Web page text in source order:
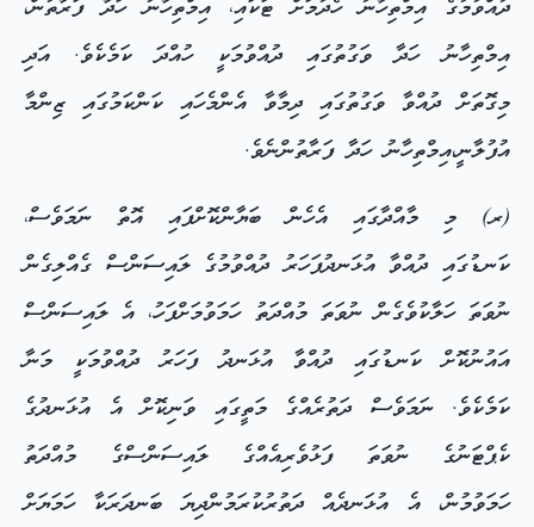
ދުއްވުމުގެ އިމްތިހާނު ހެދުމަށް ޓަކައި، އިމްތިހާނު ހަދާ ފަރާތުން،
އިމްތިހާނު ހަދާ ވަގުތުގައި ދުއްވުމަކީ ހުއްދަ ކަމެކެވެ. އަދި
މިގޮތަށް ދުއްވާ ވަގުތުގައި ދިމާވާ އެންމެހައި ކަންކަމުގައި ޒިންމާ
އުފުލާނީ،އިމްތިހާނު ހަދާ ފަރާތުންނެވެ.
(ރ) މި މާއްދާގައި އެހެން ބަޔާންކޮށްފައި އޮތް ނަމަވެސް،
ކަނޑުގައި ދުއްވާ އުޅަނދުފަހަރު ދުއްވުމުގެ ލައިސަންސް ގެއްލިގެން
ނުވަތަ ހަލާކުވެގެން ނުވަތަ މުއްދަތު ހަމަވުމަށްފަހު، އެ ލައިސަންސް
އައުނުކޮށް ކަނޑުގައި ދުއްވާ އުޅަނދު ފަހަރު ދުއްވުމަކީ މަނާ
ކަމެކެވެ. ނަމަވެސް ދަތުރެއްގެ މަތީގައި ވަނިކޮށް އެ އުޅަނދުގެ
ކެޕްޓަނުގެ ނުވަތަ ފަޅުވެރިއެއްގެ ލައިސަންސްގެ މުއްދަތު
ހަމަވުމުން، އެ އުޅަނދެއް ދަތުރުކުރަމުންދިޔަ ބަނދަރަކާ ހަމަޔަށް